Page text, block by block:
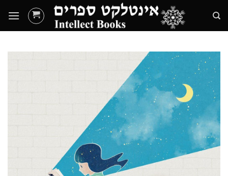
content